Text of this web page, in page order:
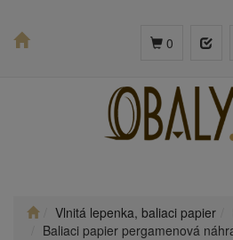
0
Vlnitá lepenka, baliaci papier
Baliaci papier pergamenová